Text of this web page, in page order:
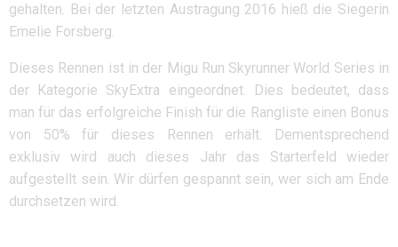
gehalten. Bei der letzten Austragung 2016 hieß die Siegerin
Emelie Forsberg.
Dieses Rennen ist in der Migu Run Skyrunner World Series in
der Kategorie SkyExtra eingeordnet. Dies bedeutet, dass
man für das erfolgreiche Finish für die Rangliste einen Bonus
von 50% für dieses Rennen erhält. Dementsprechend
exklusiv wird auch dieses Jahr das Starterfeld wieder
aufgestellt sein. Wir dürfen gespannt sein, wer sich am Ende
durchsetzen wird.